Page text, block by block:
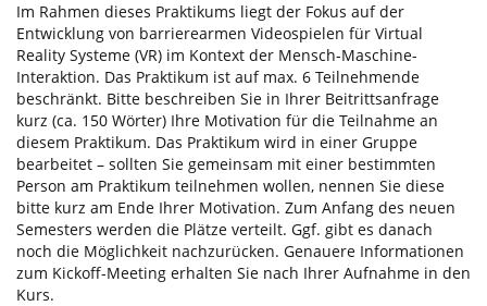
Im Rahmen dieses Praktikums liegt der Fokus auf der
Entwicklung von barrierearmen Videospielen für Virtual
Reality Systeme (VR) im Kontext der Mensch-Maschine-
Interaktion. Das Praktikum ist auf max. 6 Teilnehmende
beschränkt. Bitte beschreiben Sie in Ihrer Beitrittsanfrage
kurz (ca. 150 Wörter) Ihre Motivation für die Teilnahme an
diesem Praktikum. Das Praktikum wird in einer Gruppe
bearbeitet – sollten Sie gemeinsam mit einer bestimmten
Person am Praktikum teilnehmen wollen, nennen Sie diese
bitte kurz am Ende Ihrer Motivation. Zum Anfang des neuen
Semesters werden die Plätze verteilt. Ggf. gibt es danach
noch die Möglichkeit nachzurücken. Genauere Informationen
zum Kickoff-Meeting erhalten Sie nach Ihrer Aufnahme in den
Kurs.